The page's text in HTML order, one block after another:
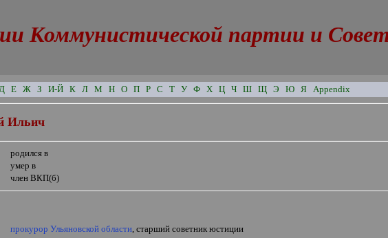
Коммунистической партии и
Е Ж З И-Й К Л М Н О П Р С Т У Ф Х Ц Ч Ш Щ Э Ю Я Appendix
Ильич
родился в
умер в
член ВКП(б)
прокурор Ульяновской области, старший советник юстиции